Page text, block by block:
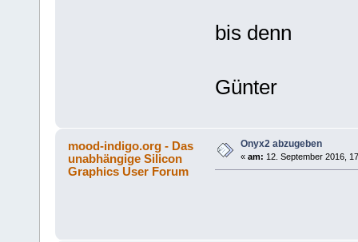
IOC3/IOC4 serial port: tty3
IOC3/IOC4 serial port: tty4
Integral Fast Ethernet:
Iris Audio Processor:
PCI Adapter ID (vendor
PCI Adapter ID (vendor
PCI Adapter ID (vendor
IOC3/IOC4 external
Serial #:
Part #: 030-
Part #: 030-
Part #: 030-
RM1: No NIC serial
TM1: No NIC serial
RM2: No NIC serial
bis denn
Günter
mood-indigo.org - Das
unabhängige Silicon
Graphics User Forum
Onyx2 abzugeben
« am: 12. September 2016,